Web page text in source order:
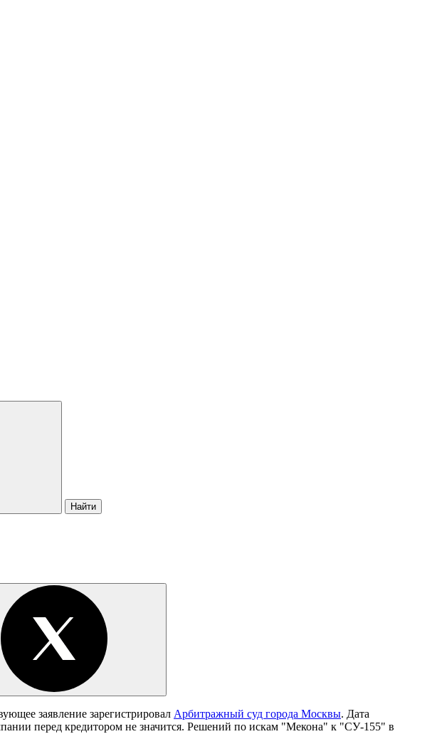
Найти
заявление зарегистрировал Арбитражный суд города Москвы. Дата
перед кредитором не значится. Решений по искам "Мекона" к "СУ-155" в